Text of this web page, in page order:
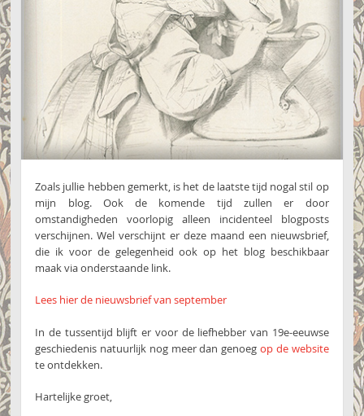
Zoals jullie hebben gemerkt, is het de laatste tijd nogal stil op
mijn blog. Ook de komende tijd zullen er door
omstandigheden voorlopig alleen incidenteel blogposts
verschijnen. Wel verschijnt er deze maand een nieuwsbrief,
die ik voor de gelegenheid ook op het blog beschikbaar
maak via onderstaande link.
Lees hier de nieuwsbrief van september
In de tussentijd blijft er voor de liefhebber van 19e-eeuwse
geschiedenis natuurlijk nog meer dan genoegop de website
te ontdekken.
Hartelijke groet,